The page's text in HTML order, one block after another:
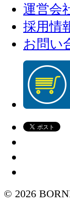
運営会
採用情
お問い
© 2026